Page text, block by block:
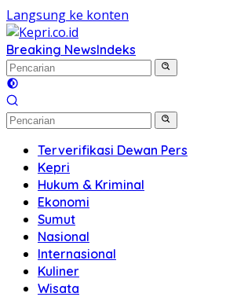
Langsung ke konten
Breaking NewsIndeks
Terverifikasi Dewan Pers
Kepri
Hukum & Kriminal
Ekonomi
Sumut
Nasional
Internasional
Kuliner
Wisata